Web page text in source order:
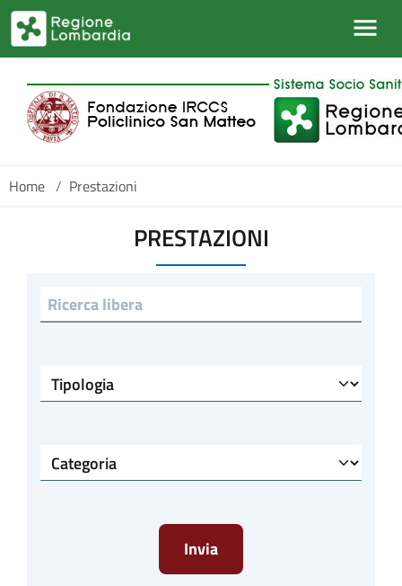
Salta al contenuto principale
Home / Prestazioni
PRESTAZIONI
Ricerca libera
Tipologia
Categoria